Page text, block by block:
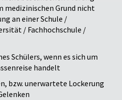
medizinischen Grund nicht
an einer Schule /
/ Fachhochschule /
Schülers, wenn es sich um
handelt
bzw. unerwartete Lockerung